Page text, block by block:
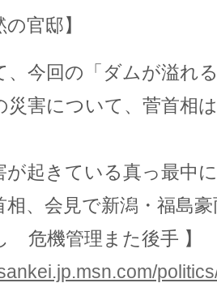
の官邸】
今回の「ダムが溢れ
害について、菅首相
起きている真っ最中
、会見で新潟・福島
危機管理また後手 】